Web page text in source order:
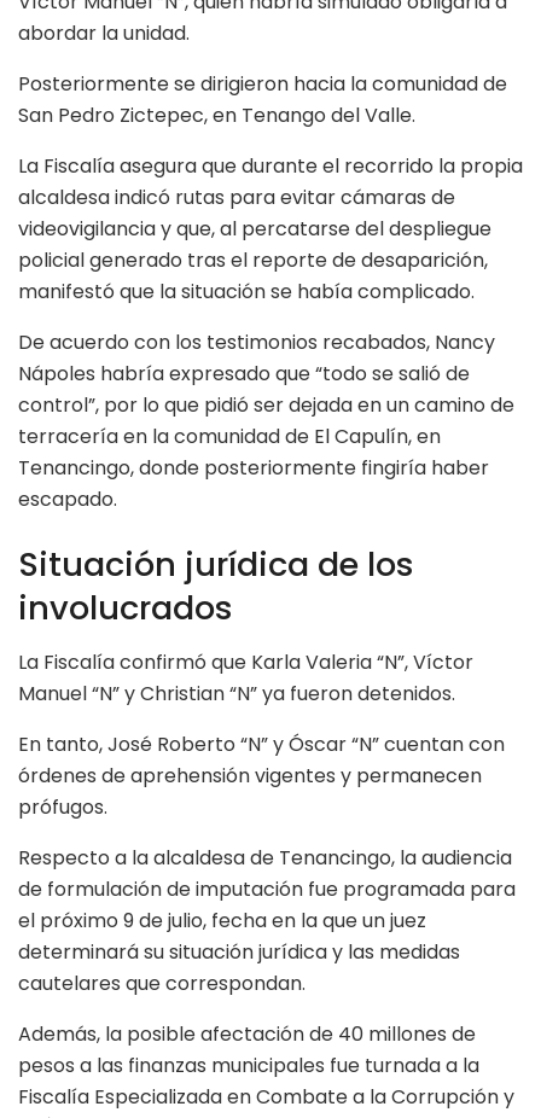
abordar la unidad.
Posteriormente se dirigieron hacia la comunidad de
San Pedro Zictepec, en Tenango del Valle.
La Fiscalía asegura que durante el recorrido la propia
alcaldesa indicó rutas para evitar cámaras de
videovigilancia y que, al percatarse del despliegue
policial generado tras el reporte de desaparición,
manifestó que la situación se había complicado.
De acuerdo con los testimonios recabados, Nancy
Nápoles habría expresado que “todo se salió de
control”, por lo que pidió ser dejada en un camino de
terracería en la comunidad de El Capulín, en
Tenancingo, donde posteriormente fingiría haber
escapado.
Situación jurídica de los
involucrados
La Fiscalía confirmó que Karla Valeria “N”, Víctor
Manuel “N” y Christian “N” ya fueron detenidos.
En tanto, José Roberto “N” y Óscar “N” cuentan con
órdenes de aprehensión vigentes y permanecen
prófugos.
Respecto a la alcaldesa de Tenancingo, la audiencia
de formulación de imputación fue programada para
el próximo 9 de julio, fecha en la que un juez
determinará su situación jurídica y las medidas
cautelares que correspondan.
Además, la posible afectación de 40 millones de
pesos a las finanzas municipales fue turnada a la
Fiscalía Especializada en Combate a la Corrupción y